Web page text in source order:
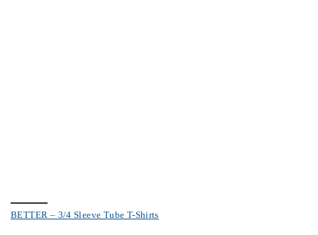
BETTER – 3/4 Sleeve Tube T-Shirts